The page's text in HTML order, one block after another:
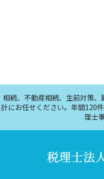
相続、不動産相続、生前対策
計にお任せください。年間120
理士